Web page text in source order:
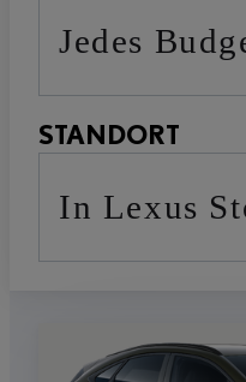
Jedes
STANDORT
in Lexus